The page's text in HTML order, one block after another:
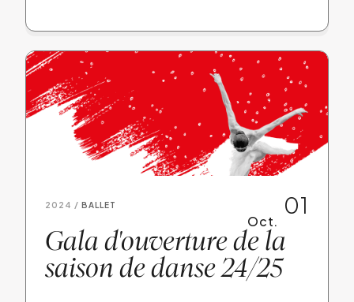
2024 / BALLET 01
Oct.
Gala d'ouverture de la
saison de danse 24/25